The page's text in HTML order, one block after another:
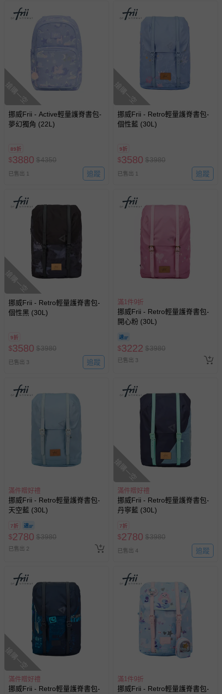
會主動以簡訊及mail通知訂單取消事宜，並將提供適當補
搶購一空
挪威Frii - Active輕量護脊書包-
夢幻獨角 (22L)
89折
$3880 $4350
已售出 1 追蹤
搶購一空
挪威Frii - Retro輕量護脊書包-
個性藍 (30L)
9折
$3580 $3980
已售出 1 追蹤
搶購一空
挪威Frii - Retro輕量護脊書包-
個性黑 (30L)
9折
$3580 $3980
已售出 3 追蹤
滿1件9折
挪威Frii - Retro輕量護脊書包-
開心粉 (30L)
$3222 $3980
已售出 3
滿件贈好禮
挪威Frii - Retro輕量護脊書包-
天空藍 (30L)
7折
$2780 $3980
已售出 2
搶購一空
滿件贈好禮
挪威Frii - Retro輕量護脊書包-
丹寧藍 (30L)
7折
$2780 $3980
已售出 4 追蹤
搶購一空
滿件贈好禮
挪威Frii - Retro輕量護脊書包-
滿1件9折
挪威Frii - Retro輕量護脊書包-